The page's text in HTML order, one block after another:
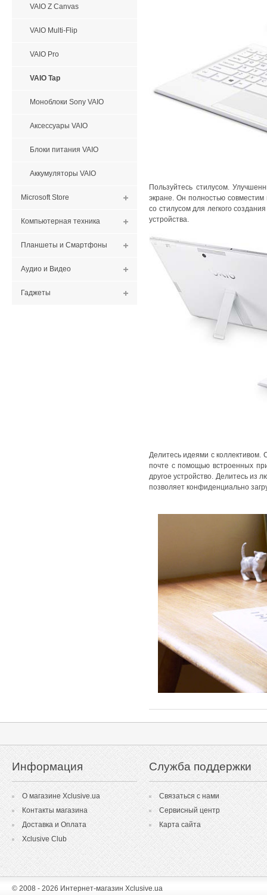
VAIO Z Canvas
VAIO Multi-Flip
VAIO Pro
VAIO Tap
Моноблоки Sony VAIO
Аксессуары VAIO
Блоки питания VAIO
Аккумуляторы VAIO
Microsoft Store
Компьютерная техника
Планшеты и Смартфоны
Аудио и Видео
Гаджеты
Пользуйтесь стилусом.
экране. Он полностью
со стилусом для легкого
устройства.
Делитесь идеями с коллективом.
почте с помощью встроенных
другое устройство. Делитесь из
позволяет конфиденциально
Информация
О магазине Xclusive.ua
Контакты магазина
Доставка и Оплата
Xclusive Club
Служба поддержки
Связаться с нами
Сервисный центр
Карта сайта
© 2008 - 2026 Интернет-магазин Xclusive.ua